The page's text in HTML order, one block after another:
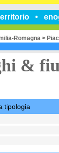
Romagna >
&
tipologia